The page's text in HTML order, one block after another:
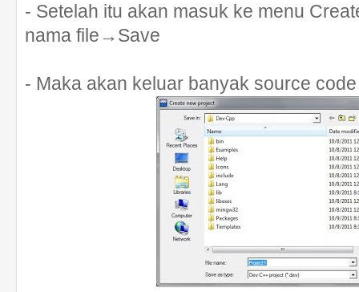
- Setelah itu akan masuk ke menu
nama file→Save
- Maka akan keluar banyak source